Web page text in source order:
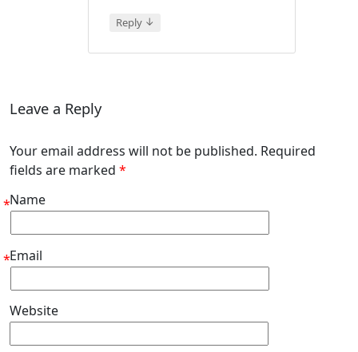
Reply ↓
Leave a Reply
Your email address will not be published. Required
fields are marked *
Name
*
Email
*
Website